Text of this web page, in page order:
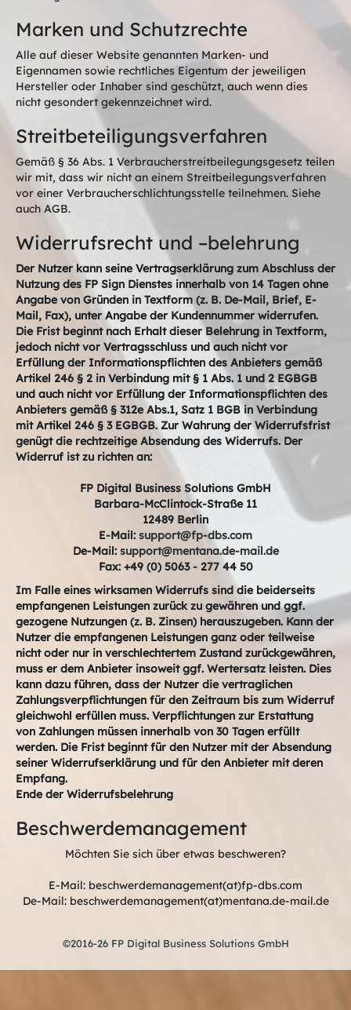
Marken und Schutzrechte
Alle auf dieser Website genannten Marken- und
Eigennamen sowie rechtliches Eigentum der jeweiligen
Hersteller oder Inhaber sind geschützt, auch wenn dies
nicht gesondert gekennzeichnet wird.
Streitbeteiligungsverfahren
Gemäß § 36 Abs. 1 Verbraucherstreitbeilegungsgesetz teilen
wir mit, dass wir nicht an einem Streitbeilegungsverfahren
vor einer Verbraucherschlichtungsstelle teilnehmen. Siehe
auch AGB.
Widerrufsrecht und –belehrung
Der Nutzer kann seine Vertragserklärung zum Abschluss der
Nutzung des FP Sign Dienstes innerhalb von 14 Tagen ohne
Angabe von Gründen in Textform (z. B. De-Mail, Brief, E-
Mail, Fax), unter Angabe der Kundennummer widerrufen.
Die Frist beginnt nach Erhalt dieser Belehrung in Textform,
jedoch nicht vor Vertragsschluss und auch nicht vor
Erfüllung der Informationspflichten des Anbieters gemäß
Artikel 246 § 2 in Verbindung mit § 1 Abs. 1 und 2 EGBGB
und auch nicht vor Erfüllung der Informationspflichten des
Anbieters gemäß § 312e Abs.1, Satz 1 BGB in Verbindung
mit Artikel 246 § 3 EGBGB. Zur Wahrung der Widerrufsfrist
genügt die rechtzeitige Absendung des Widerrufs. Der
Widerruf ist zu richten an:
FP Digital Business Solutions GmbH
Barbara-McClintock-Straße 11
12489 Berlin
E-Mail: support@fp-dbs.com
De-Mail: support@mentana.de-mail.de
Fax: +49 (0) 5063 - 277 44 50
Im Falle eines wirksamen Widerrufs sind die beiderseits
empfangenen Leistungen zurück zu gewähren und ggf.
gezogene Nutzungen (z. B. Zinsen) herauszugeben. Kann der
Nutzer die empfangenen Leistungen ganz oder teilweise
nicht oder nur in verschlechtertem Zustand zurückgewähren,
muss er dem Anbieter insoweit ggf. Wertersatz leisten. Dies
kann dazu führen, dass der Nutzer die vertraglichen
Zahlungsverpflichtungen für den Zeitraum bis zum Widerruf
gleichwohl erfüllen muss. Verpflichtungen zur Erstattung
von Zahlungen müssen innerhalb von 30 Tagen erfüllt
werden. Die Frist beginnt für den Nutzer mit der Absendung
seiner Widerrufserklärung und für den Anbieter mit deren
Empfang.
Ende der Widerrufsbelehrung
Beschwerdemanagement
Möchten Sie sich über etwas beschweren?
E-Mail: beschwerdemanagement(at)fp-dbs.com
De-Mail: beschwerdemanagement(at)mentana.de-mail.de
©2016-26 FP Digital Business Solutions GmbH